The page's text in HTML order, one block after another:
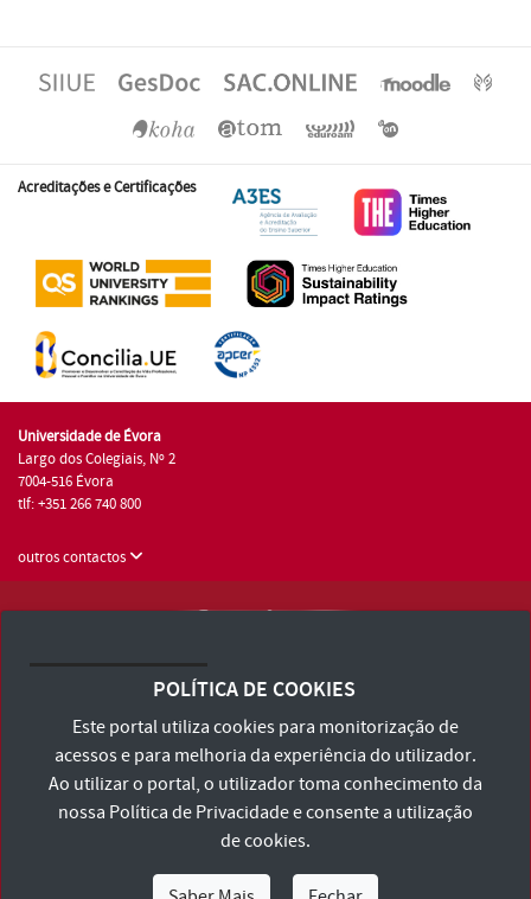
Acreditações e Certificações
Universidade de Évora
Largo dos Colegiais, Nº 2
7004-516 Évora
tlf: +351 266 740 800
outros contactos
Consulte os Termos e Condições e Política de Privacidade
Declaração de Acessibilidade
POLÍTICA DE COOKIES
Este portal utiliza cookies para monitorização de
acessos e para melhoria da experiência do utilizador.
Ao utilizar o portal, o utilizador toma conhecimento da
nossa Política de Privacidadee consente a utilização
de cookies.